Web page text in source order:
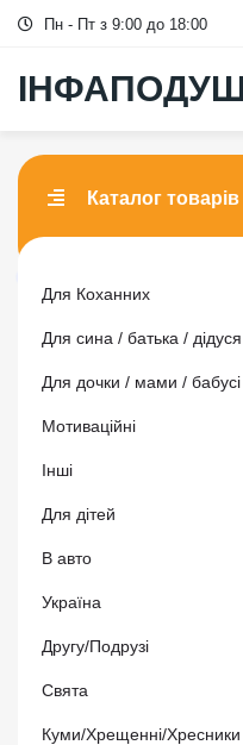
Пн - Пт з 9:00 до 18:00
Каталог товарів
Для Коханних
Для сина / батька / дідуся
Для дочки / мами / бабусі
Мотиваційні
Інші
Для дітей
В авто
Україна
Другу/Подрузі
Свята
Куми/Хрещенні/Хресники